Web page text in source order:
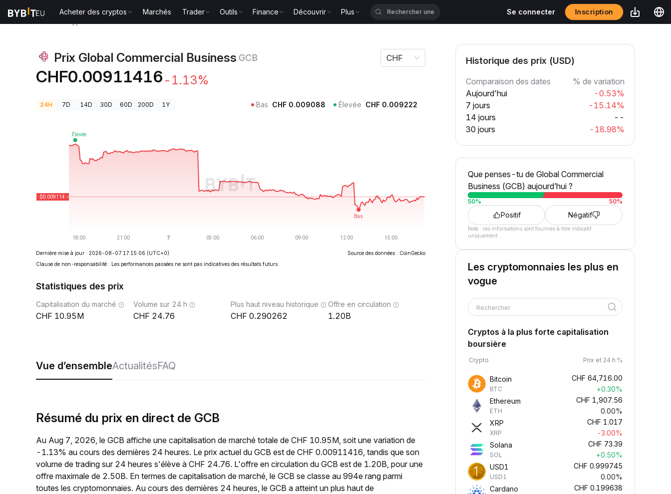
Acheter des cryptos Marchés Trader Outils Finance Découvrir Plus Se connecter Inscription
Prix Global Commercial Business GCB
CHF0.00911416 -1.13%
CHF
24H 7D 14D 30D 60D 200D 1Y Bas CHF 0.009088 Élevée CHF 0.009222
Dernière mise à jour : 2026-08-07 17:15:06 (UTC+0)
Source des données : CoinGecko
Clause de non-responsabilité : Les performances passées ne sont pas indicatives des résultats futurs.
Statistiques des prix
Capitalisation du marché
10.95M
Volume sur 24 h
24.76
Plus haut niveau historique
0.290262
Offre en circulation
1.20B
Vue d’ensembleActualitésFAQ
Résumé du prix en direct de GCB
Au Aug 7, 2026, le GCB affiche une capitalisation de marché totale de CHF 10.95M, soit une variation de
-1.13% au cours des dernières 24 heures. Le prix actuel du GCB est de CHF 0.00911416, tandis que son
volume de trading sur 24 heures s'élève à CHF 24.76. L'offre en circulation du GCB est de 1.20B, pour une
offre maximale de 2.50B. En termes de capitalisation de marché, le GCB se classe au 994e rang parmi
toutes les cryptomonnaies. Au cours des dernières 24 heures, le GCB a atteint un plus haut de
Historique des prix (USD)
Comparaison des dates
% de variation
Aujourd'hui
-0.53%
7 jours
-15.14%
14 jours
--
30 jours
-18.98%
Que penses-tu de Global Commercial
Business (GCB) aujourd’hui ?
50% 50%
Positif Négatif
Note : ces informations sont fournies à titre indicatif
uniquement.
Les cryptomonnaies les plus en
vogue
Rechercher
Cryptos à la plus forte capitalisation
boursière
Crypto Prix et 24 h %
Bitcoin
BTC
CHF 64,716.00
+0.30%
Ethereum
ETH
CHF 1,907.56
0.00%
XRP
XRP
CHF 1.017
-3.00%
Solana
SOL
CHF 73.39
+0.50%
USD1
USD1
CHF 0.999745
0.00%
Cardano
CHF 0.199638